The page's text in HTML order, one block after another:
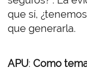
que sí,
que generarla.
APU: Como